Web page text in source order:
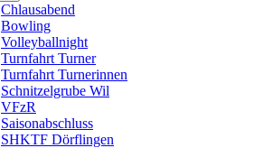
Chlausabend
Bowling
Volleyballnight
Turnfahrt Turner
Turnfahrt Turnerinnen
Schnitzelgrube Wil
VFzR
Saisonabschluss
SHKTF Dörflingen